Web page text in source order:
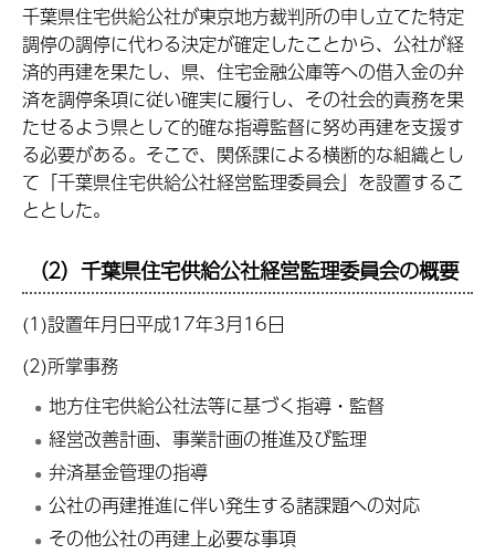
千葉県住宅供給公社が東京地方裁判所の申し立てた特定
調停の調停に代わる決定が確定したことから、公社が経
済的再建を果たし、県、住宅金融公庫等への借入金の弁
済を調停条項に従い確実に履行し、その社会的責務を果
たせるよう県として的確な指導監督に努め再建を支援す
る必要がある。そこで、関係課による横断的な組織とし
て「千葉県住宅供給公社経営監理委員会」を設置するこ
ととした。
（2）千葉県住宅供給公社経営監理委員会の概要
(1)設置年月日平成17年3月16日
(2)所掌事務
地方住宅供給公社法等に基づく指導・監督
経営改善計画、事業計画の推進及び監理
弁済基金管理の指導
公社の再建推進に伴い発生する諸課題への対応
その他公社の再建上必要な事項